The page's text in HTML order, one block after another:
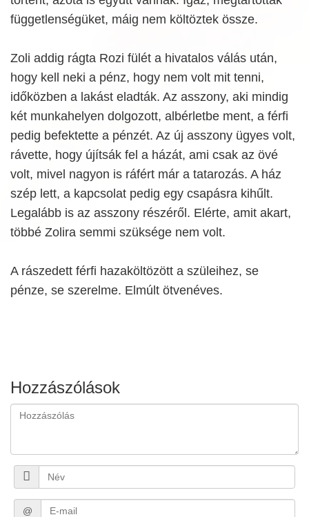
függetlenségüket, máig nem költöztek össze.
Zoli addig rágta Rozi fülét a hivatalos válás után,
hogy kell neki a pénz, hogy nem volt mit tenni,
időközben a lakást eladták. Az asszony, aki mindig
két munkahelyen dolgozott, albérletbe ment, a férfi
pedig befektette a pénzét. Az új asszony ügyes volt,
rávette, hogy újítsák fel a házát, ami csak az övé
volt, mivel nagyon is ráfért már a tatarozás. A ház
szép lett, a kapcsolat pedig egy csapásra kihűlt.
Legalább is az asszony részéről. Elérte, amit akart,
többé Zolira semmi szüksége nem volt.
A rászedett férfi hazaköltözött a szüleihez, se
pénze, se szerelme. Elmúlt ötvenéves.
Hozzászólások
@